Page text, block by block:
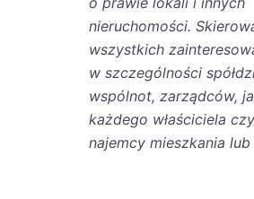
nieruchomości.
wszystkich
w szczególności
wspólnot, zarządców,
każdego właściciela czy
najemcy mieszkania lub